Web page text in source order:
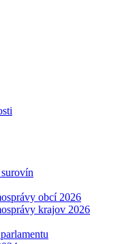
obcí 2026
krajov 2026